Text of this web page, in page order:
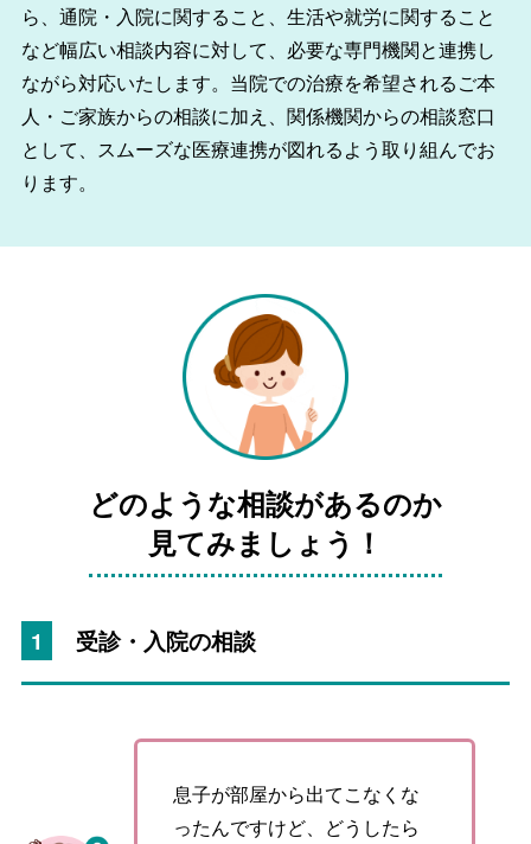
ら、通院・入院に関すること、生活や就労に関すること
など幅広い相談内容に対して、必要な専門機関と連携し
ながら対応いたします。当院での治療を希望されるご本
人・ご家族からの相談に加え、関係機関からの相談窓口
として、スムーズな医療連携が図れるよう取り組んでお
ります。
どのような相談があるのか
見てみましょう！
1 受診・入院の相談
息子が部屋から出てこなくな
ったんですけど、どうしたら